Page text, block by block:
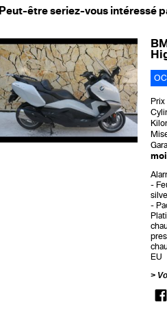
Peut-être seriez-vous intéressé
Prix
EU